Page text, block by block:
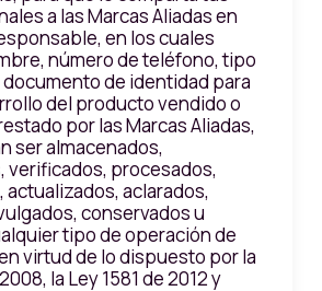
a las Marcas Aliadas en
en los cuales
número de teléfono, tipo
de identidad para
del producto vendido o
por las Marcas Aliadas,
ser almacenados,
verificados, procesados,
aclarados,
conservados u
tipo de operación de
virtud de lo dispuesto por la
la Ley 1581 de 2012 y